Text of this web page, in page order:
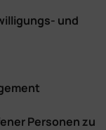
und
Personen zu